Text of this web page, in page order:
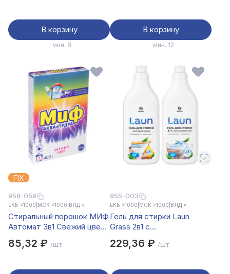
В корзину
мин. 8
В корзину
мин. 12
FIX
958-059
ЕКБ >1000 МСК >1000 ВЛД ×
Стиральный порошок МИФ
Автомат 3в1 Свежий цвет
85,32 ₽ /шт.
955-003
ЕКБ >1000 МСК >1000 ВЛД ×
Гель для стирки Laun
Grass 2в1 с
всех видов тканей,1л
229,36 ₽ /шт.